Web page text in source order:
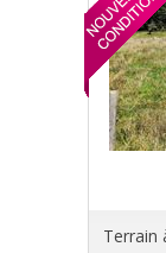
Terrain